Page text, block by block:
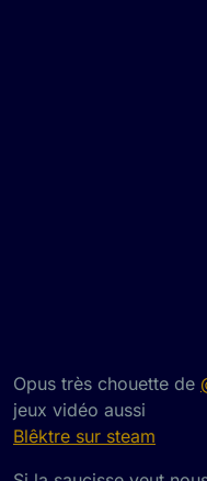
Opus très chouette de
jeux vidéo aussi
Blêktre sur steam